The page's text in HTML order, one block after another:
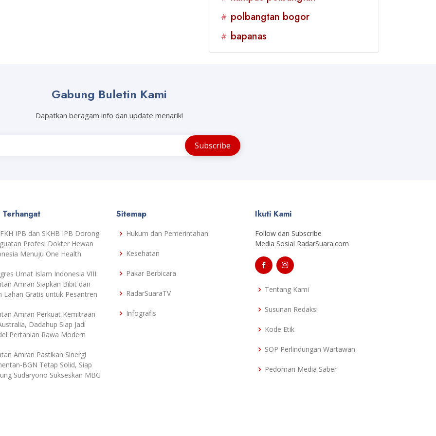
# polbangtan bogor
# bapanas
Gabung Buletin Kami
Dapatkan beragam info dan update menarik!
IPB dan SKHB IPB Dorong
Profesi Dokter Hewan
Menuju One Health
Umat Islam Indonesia VIII:
Amran Siapkan Bibit dan
Lahan Gratis untuk Pesantren
Amran Perkuat Kemitraan
Dadahup Siap Jadi
Pertanian Rawa Modern
Amran Pastikan Sinergi
BGN Tetap Solid, Siap
Sudaryono Sukseskan MBG
Sitemap
Hukum dan Pemerintahan
Kesehatan
Pakar Berbicara
RadarSuaraTV
Infografis
Ikuti Kami
Follow dan Subscribe
Media Sosial RadarSuara.com
Tentang Kami
Susunan Redaksi
Kode Etik
SOP Perlindungan Wartawan
Pedoman Media Saber